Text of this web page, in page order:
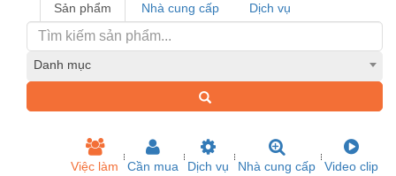
Sản phẩm Nhà cung cấp Dịch vụ
Danh mục
Việc làm Cần mua Dịch vụ Nhà cung cấp Video clip